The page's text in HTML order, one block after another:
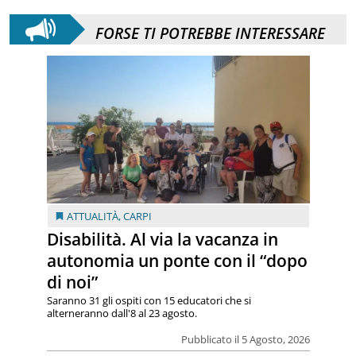
FORSE TI POTREBBE INTERESSARE
ATTUALITÀ,CARPI
Disabilità. Al via la vacanza in
autonomia un ponte con il “dopo
di noi”
Pubblicato il 5 Agosto, 2026
Saranno 31 gli ospiti con 15 educatori che si
alterneranno dall'8 al 23 agosto.